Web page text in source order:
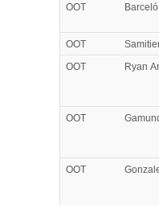
OOT
OOT
OOT
Ryan
OOT
OOT